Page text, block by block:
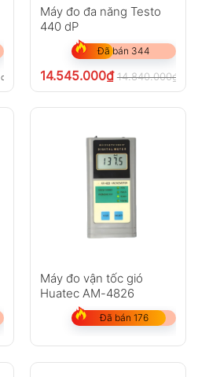
chưa VAT 8%
Máy đo đa năng Testo
440 dP
Đã bán 344
14.545.000₫ 14.840.000₫
Máy đo vận tốc gió
Huatec AM-4826
Đã bán 176